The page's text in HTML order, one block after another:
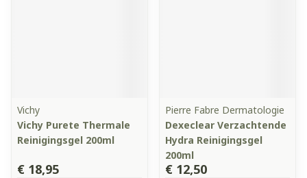
Vichy
Vichy Purete Thermale
Reinigingsgel 200ml
€ 18,95
Pierre Fabre Dermatologie
Dexeclear Verzachtende
Hydra Reinigingsgel
200ml
€ 12,50